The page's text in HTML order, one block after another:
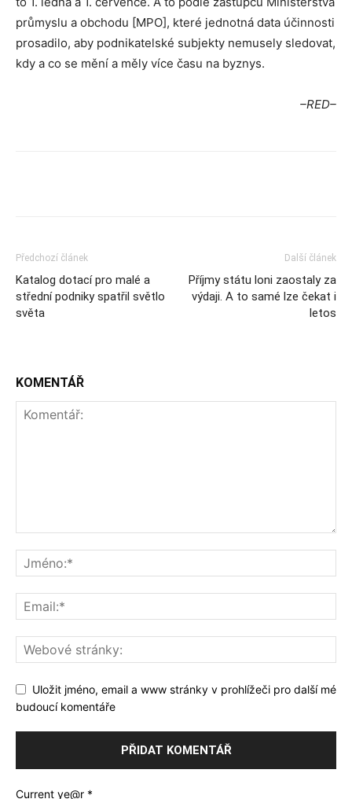
průmyslu a obchodu [MPO], které jednotná data účinnosti
prosadilo, aby podnikatelské subjekty nemusely sledovat,
kdy a co se mění a měly více času na byznys.
–RED–
Předchozí článek
Katalog dotací pro malé a
střední podniky spatřil světlo
světa
Další článek
Příjmy státu loni zaostaly za
výdaji. A to samé lze čekat i
letos
KOMENTÁŘ
Uložit jméno, email a www stránky v prohlížeči pro další mé
budoucí komentáře
Current ye@r *